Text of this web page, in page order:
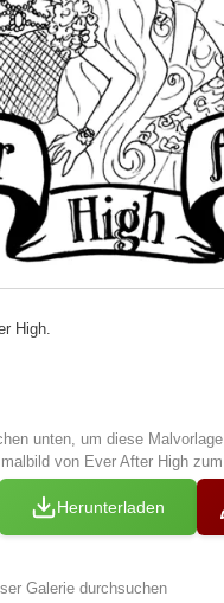
High.
unten, um diese
von Ever After High
Herunterladen
Galerie durchsuchen